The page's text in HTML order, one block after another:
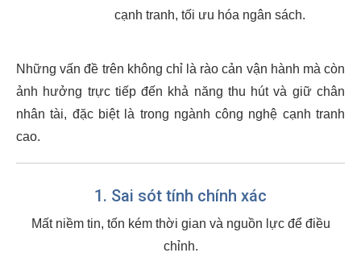
cạnh tranh, tối ưu hóa ngân sách.
Những vấn đề trên không chỉ là rào cản vận hành mà còn
ảnh hưởng trực tiếp đến khả năng thu hút và giữ chân
nhân tài, đặc biệt là trong ngành công nghệ cạnh tranh
cao.
1. Sai sót tính chính xác
Mất niềm tin, tốn kém thời gian và nguồn lực để điều
chỉnh.